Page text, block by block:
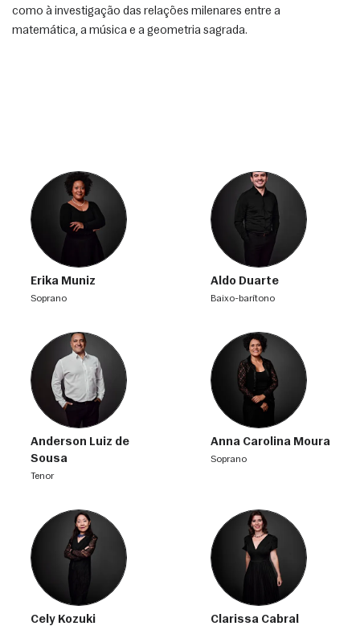
como à investigação das relações milenares entre a
matemática, a música e a geometria sagrada.
Erika Muniz
soprano
Aldo Duarte
baixo-barítono
Anderson Luiz de
Sousa
tenor
Anna Carolina Moura
soprano
Cely Kozuki Clarissa Cabral